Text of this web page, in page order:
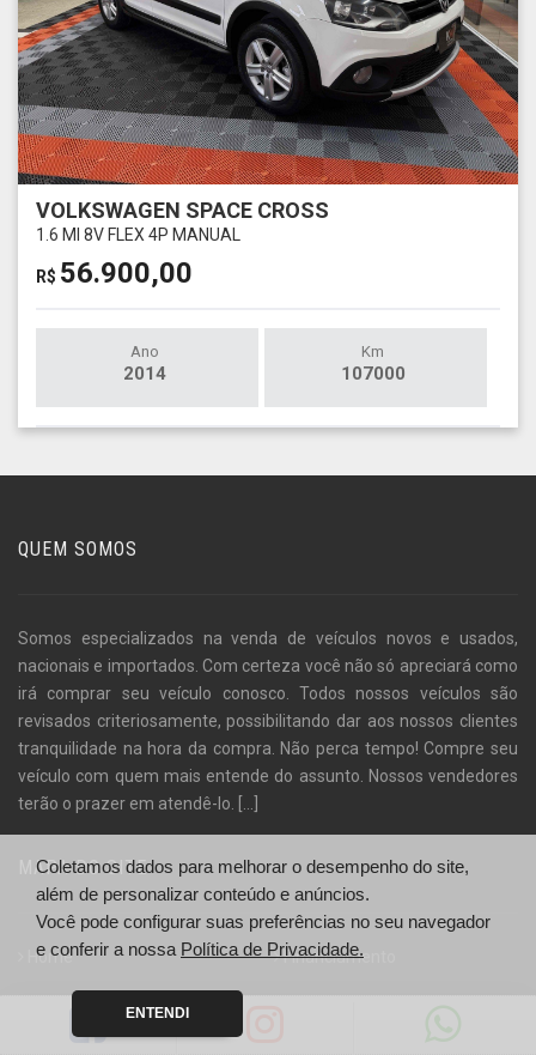
VOLKSWAGEN SPACE CROSS
1.6 MI 8V FLEX 4P MANUAL
R$ 56.900,00
Ano
2014
Km
107000
QUEM SOMOS
Somos especializados na venda de veículos novos e usados,
nacionais e importados. Com certeza você não só apreciará como
irá comprar seu veículo conosco. Todos nossos veículos são
revisados criteriosamente, possibilitando dar aos nossos clientes
tranquilidade na hora da compra. Não perca tempo! Compre seu
veículo com quem mais entende do assunto. Nossos vendedores
terão o prazer em atendê-lo. [...]
MAPA DO SITE
Home Financiamento
Coletamos dados para melhorar o desempenho do site,
além de personalizar conteúdo e anúncios.
Você pode configurar suas preferências no seu navegador
e conferir a nossa Política de Privacidade.
ENTENDI